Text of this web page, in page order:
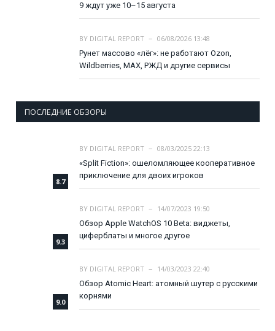
9 ждут уже 10–15 августа
BY DIGITAL REPORT
06/08/2026 13:48
Рунет массово «лёг»: не работают Ozon,
Wildberries, MAX, РЖД и другие сервисы
ПОСЛЕДНИЕ ОБЗОРЫ
8.7
BY DIGITAL REPORT
08/03/2025 22:13
«Split Fiction»: ошеломляющее кооперативное
приключение для двоих игроков
9.3
BY DIGITAL REPORT
14/07/2023 19:50
Обзор Apple WatchOS 10 Beta: виджеты,
циферблаты и многое другое
9.0
BY DIGITAL REPORT
14/03/2023 22:40
Обзор Atomic Heart: атомный шутер с русскими
корнями